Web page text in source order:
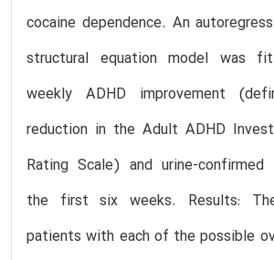
cocaine dependence. An
structural equation model was
weekly ADHD improvement
reduction in the Adult ADHD
Rating Scale) and urine-confirmed
the first six weeks. Results:
patients with each of the possible